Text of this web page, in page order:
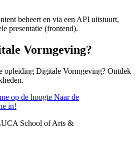
beheert en via een API uitstuurt,
presentatie (frontend).
Vormgeving?
opleiding Digitale Vormgeving? Ontdek
op de hoogte Naar de
in!
School of Arts &